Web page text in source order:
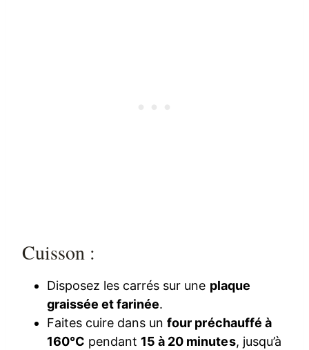
Cuisson :
Disposez les carrés sur une plaque
graissée et farinée.
Faites cuire dans unfour préchauffé à
160°C pendant 15 à 20 minutes, jusqu’à